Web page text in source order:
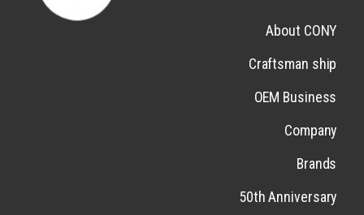
About CONY
Craftsman ship
OEM Business
Company
Brands
50th Anniversary